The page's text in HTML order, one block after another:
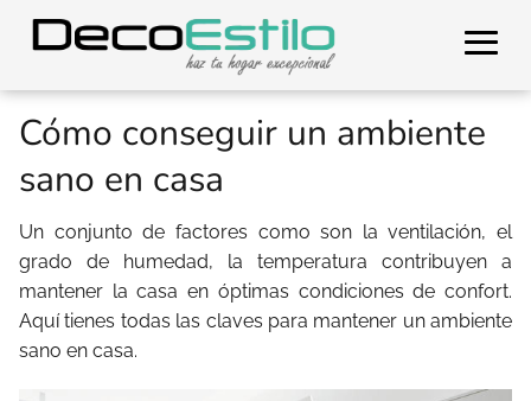
Cómo conseguir un ambiente
sano en casa
Un conjunto de factores como son la ventilación, el
grado de humedad, la temperatura contribuyen a
mantener la casa en óptimas condiciones de confort.
Aquí tienes todas las claves para mantener un ambiente
sano en casa.